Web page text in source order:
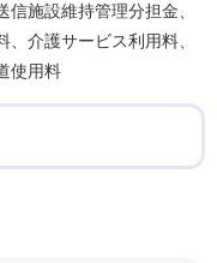
施設維持管理分担金、
介護サービス利用料、
使用料